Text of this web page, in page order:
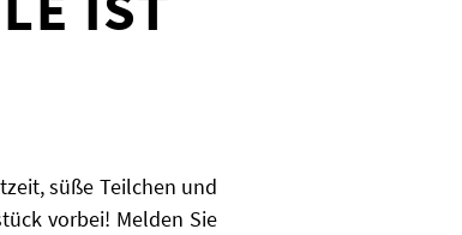
süße Teilchen und
vorbei! Melden Sie